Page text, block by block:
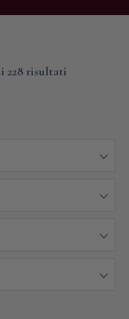
228 risultati